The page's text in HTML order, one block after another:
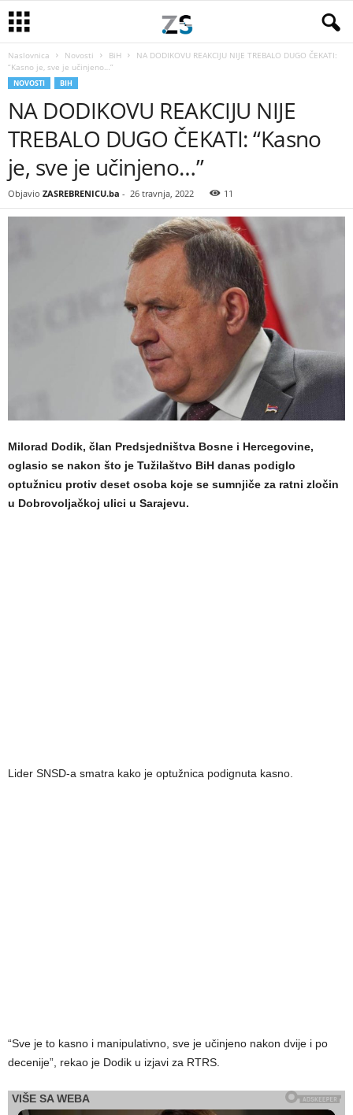
Naslovnica Novosti BiH
NA DODIKOVU REAKCIJU NIJE TREBALO DUGO ČEKATI:
“Kasno je, sve je učinjeno…”
NOVOSTI BIH
NA DODIKOVU REAKCIJU NIJE
TREBALO DUGO ČEKATI: “Kasno
je, sve je učinjeno…”
Objavio ZASREBRENICU.ba - 26 travnja, 2022 11
Milorad Dodik, član Predsjedništva Bosne i Hercegovine,
oglasio se nakon što je Tužilaštvo BiH danas podiglo
optužnicu protiv deset osoba koje se sumnjiče za ratni zločin
u Dobrovoljačkoj ulici u Sarajevu.
Lider SNSD-a smatra kako je optužnica podignuta kasno.
“Sve je to kasno i manipulativno, sve je učinjeno nakon dvije i po
decenije”, rekao je Dodik u izjavi za RTRS.